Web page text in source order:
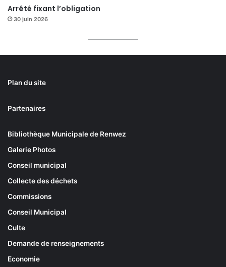
Arrêté fixant l’obligation
30 juin 2026
Plan du site
Partenaires
Bibliothèque Municipale de Renwez
Galerie Photos
Conseil municipal
Collecte des déchets
Commissions
Conseil Municipal
Culte
Demande de renseignements
Economie